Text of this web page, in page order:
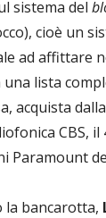
sistema del
cioè un
ad affittare
lista
acquista
CBS, il
Paramount
la bancarotta,